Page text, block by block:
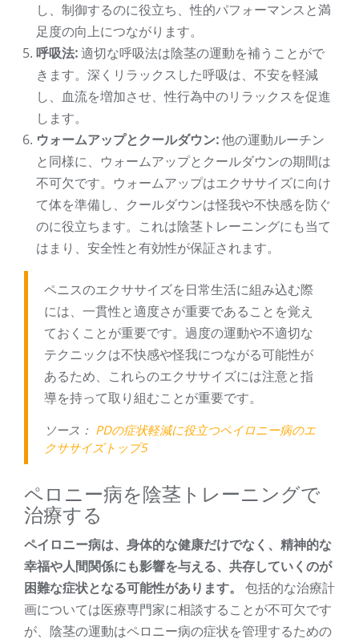
し、制御するのに役立ち、性的パフォーマンスと満
足度の向上につながります。
呼吸法:適切な呼吸法は陰茎の運動を補うことがで
きます。深くリラックスした呼吸は、不安を軽減
し、血流を増加させ、性行為中のリラックスを促進
します。
ウォームアップとクールダウン:他の運動ルーチン
と同様に、ウォームアップとクールダウンの期間は
不可欠です。ウォームアップはエクササイズに向け
て体を準備し、クールダウンは怪我や不快感を防ぐ
のに役立ちます。これは陰茎トレーニングにも当て
はまり、安全性と有効性が保証されます。
ペニスのエクササイズを日常生活に組み込む際
には、一貫性と適度さが重要であることを覚え
ておくことが重要です。過度の運動や不適切な
テクニックは不快感や怪我につながる可能性が
あるため、これらのエクササイズには注意と指
導を持って取り組むことが重要です。
ソース： PDの症状軽減に役立つペイロニー病のエ
クササイズトップ5
ペロニー病を陰茎トレーニングで
治療する
ペイロニー病は、身体的な健康だけでなく、精神的な
幸福や人間関係にも影響を与える、共存していくのが
困難な症状となる可能性があります。
包括的な治療計
画については医療専門家に相談することが不可欠です
が、陰茎の運動はペロニー病の症状を管理するための